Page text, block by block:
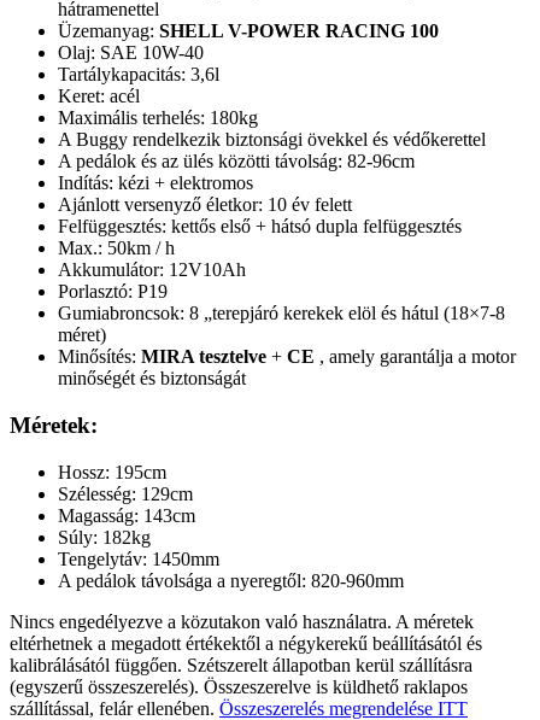
hátramenettel
Üzemanyag: SHELL V-POWER RACING 100
Olaj: SAE 10W-40
Tartálykapacitás: 3,6l
Keret: acél
Maximális terhelés: 180kg
A Buggy rendelkezik biztonsági övekkel és védőkerettel
A pedálok és az ülés közötti távolság: 82-96cm
Indítás: kézi + elektromos
Ajánlott versenyző életkor: 10 év felett
Felfüggesztés: kettős első + hátsó dupla felfüggesztés
Max.: 50km / h
Akkumulátor: 12V10Ah
Porlasztó: P19
Gumiabroncsok: 8 „terepjáró kerekek elöl és hátul (18×7-8
méret)
Minősítés: MIRA tesztelve + CE , amely garantálja a motor
minőségét és biztonságát
Méretek:
Hossz: 195cm
Szélesség: 129cm
Magasság: 143cm
Súly: 182kg
Tengelytáv: 1450mm
A pedálok távolsága a nyeregtől: 820-960mm
Nincs engedélyezve a közutakon való használatra. A méretek
eltérhetnek a megadott értékektől a négykerekű beállításától és
kalibrálásától függően. Szétszerelt állapotban kerül szállításra
(egyszerű összeszerelés). Összeszerelve is küldhető raklapos
szállítással, felár ellenében. Összeszerelés megrendelése ITT